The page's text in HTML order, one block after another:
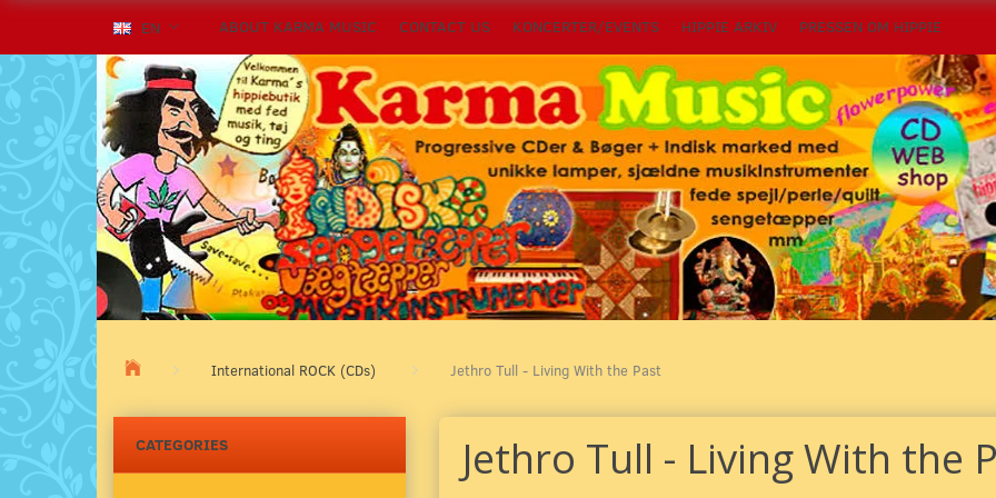
EN ABOUT KARMA MUSIC CONTACT US KONCERTER/EVENTS HIPPIE ARKIV PRESSEN OM HIPPIE
International ROCK (CDs) Jethro Tull - Living With the Past
CATEGORIES Jethro Tull - Living With the